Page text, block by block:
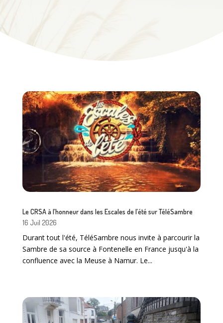
Le CRSA à l’honneur dans les Escales de l’été sur TéléSambre
16 Juil 2026
Durant tout l'été, TéléSambre nous invite à parcourir la
Sambre de sa source à Fontenelle en France jusqu'à la
confluence avec la Meuse à Namur. Le...